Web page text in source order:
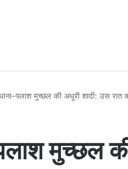
मुच्छल की अधूरी शादी: उस रात
मुच्छल